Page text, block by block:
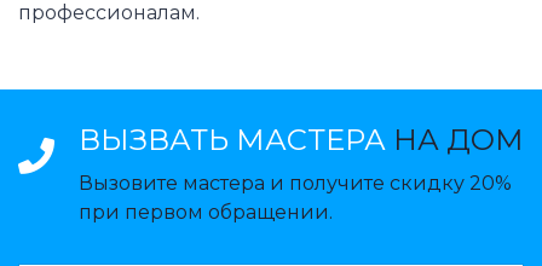
профессионалам.
ВЫЗВАТЬ МАСТЕРА НА ДОМ
Вызовите мастера и получите скидку 20%
при первом обращении.